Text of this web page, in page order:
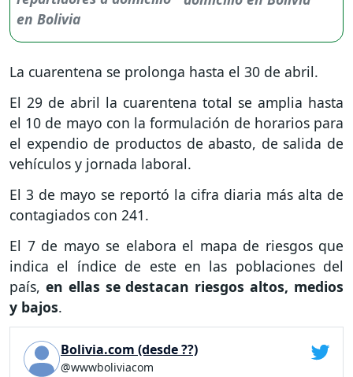
La cuarentena se prolonga hasta el 30 de abril.
El 29 de abril la cuarentena total se amplia hasta
el 10 de mayo con la formulación de horarios para
el expendio de productos de abasto, de salida de
vehículos y jornada laboral.
El 3 de mayo se reportó la cifra diaria más alta de
contagiados con 241.
El 7 de mayo se elabora el mapa de riesgos que
indica el índice de este en las poblaciones del
país, en ellas se destacan riesgos altos, medios
y bajos.
Bolivia.com (desde ??)
@wwwboliviacom